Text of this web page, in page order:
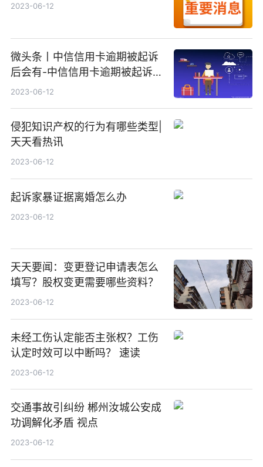
2023-06-12
微头条丨中信信用卡逾期被起诉
后会有-中信信用卡逾期被起诉后
会有什么影响
2023-06-12
侵犯知识产权的行为有哪些类型|
天天看热讯
2023-06-12
起诉家暴证据离婚怎么办
2023-06-12
天天要闻：变更登记申请表怎么
填写？股权变更需要哪些资料？
2023-06-12
未经工伤认定能否主张权？工伤
认定时效可以中断吗？ 速读
2023-06-12
交通事故引纠纷 郴州汝城公安成
功调解化矛盾 视点
2023-06-12